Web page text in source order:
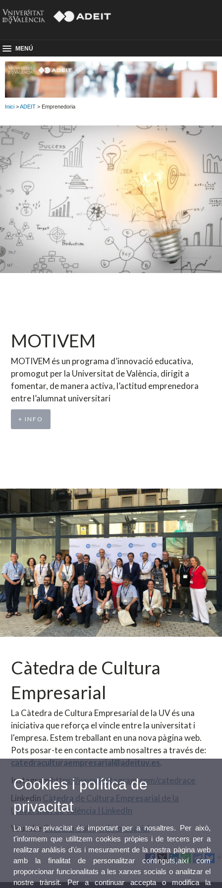
MENÚ
Inici >ADEIT > Emprenedoria
MOTIVEM
MOTIVEM és un programa d’innovació educativa,
promogut per la Universitat de València, dirigit a
fomentar, de manera activa, l’actitud emprenedora
entre l’alumnat universitari
+ INFO
Càtedra de Cultura
Empresarial
La Càtedra de Cultura Empresarial de la UV és una
iniciativa que reforça el vincle entre la universitat i
l'empresa. Estem treballant en una nova pàgina web.
Pots posar-te en contacte amb nosaltres a través de:
catedraculturaempresarial@adeituv.es.
Instagramhttps://www.instagram.com/catedrace
Linkedin Càtedra de Cultura Empresarial de la
Universitat de València | LinkedIn
Youtube Càtedra Cultura Empresarial
Cookies i política de
privacitat
La teva privacitat és important per a nosaltres. Per això,
t'informem que utilitzem cookies pròpies i de tercers per a
realitzar anàlisis d'ús i mesurament de la nostra pàgina web
amb la finalitat de personalitzar continguts,així com
proporcionar funcionalitats a les xarxes socials o analitzar el
nostre trànsit. Per a continuar accepta o modifica la